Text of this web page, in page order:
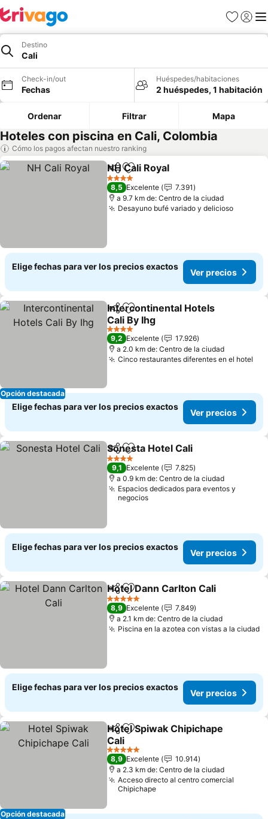
Favoritos
Iniciar
Destino
Cali
Check-in/out
Fechas
Huéspedes/habitaciones
2 huéspedes, 1 habitación
Ordenar Filtrar Mapa
Hoteles con piscina en Cali, Colombia
Cómo los pagos afectan nuestro ranking
CompartirAgregar a favoritos
NH Cali Royal
4 Estrellas
8,5 Excelente
7.391
a 9.7 km de: Centro de la ciudad
Desayuno bufé variado y delicioso
Elige fechas para ver los precios exactos
Ver precios
Opción destacada
CompartirAgregar a favoritos
Intercontinental Hotels
Cali By Ihg
4 Estrellas
9,2 Excelente
17.926
a 2.0 km de: Centro de la ciudad
Cinco restaurantes diferentes en el hotel
Elige fechas para ver los precios exactos
Ver precios
CompartirAgregar a favoritos
Sonesta Hotel Cali
4 Estrellas
9,1 Excelente
7.825
a 0.9 km de: Centro de la ciudad
Espacios dedicados para eventos y
negocios
Elige fechas para ver los precios exactos
Ver precios
CompartirAgregar a favoritos
Hotel Dann Carlton Cali
5 Estrellas
8,9 Excelente
7.849
a 2.1 km de: Centro de la ciudad
Piscina en la azotea con vistas a la ciudad
Elige fechas para ver los precios exactos
Ver precios
Opción destacada
CompartirAgregar a favoritos
Hotel Spiwak Chipichape
Cali
5 Estrellas
8,9 Excelente
10.914
a 2.3 km de: Centro de la ciudad
Acceso directo al centro comercial
Chipichape